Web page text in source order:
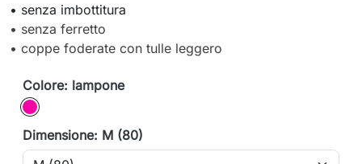
• senza imbottitura
• senza ferretto
• coppe foderate con tulle leggero
Colore: lampone
lampone
Dimensione: M (80)